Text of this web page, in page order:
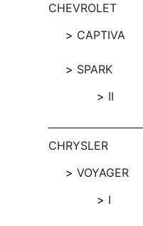
CHEVROLET
CAPTIVA
SPARK
II
CHRYSLER
VOYAGER
I